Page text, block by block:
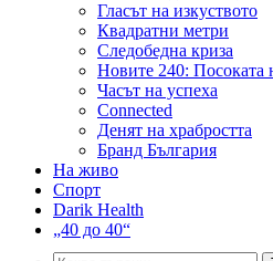
Гласът на изкуството
Квадратни метри
Следобедна криза
Новите 240: Посоката
Часът на успеха
Connected
Денят на храбростта
Бранд България
На живо
Спорт
Darik Health
„40 до 40“